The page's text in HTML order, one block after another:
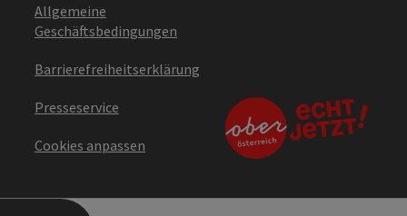
Allgemeine
Geschäftsbedingungen
Barrierefreiheitserklärung
Presseservice
Cookies anpassen